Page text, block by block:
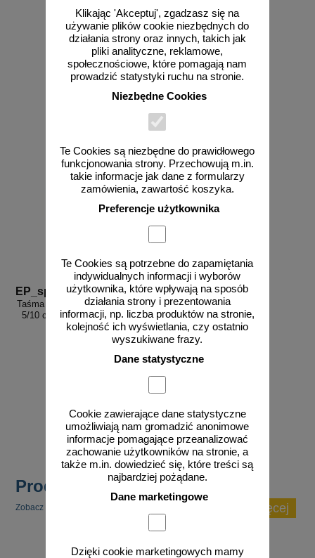
Klikając 'Akceptuj', zgadzasz się na
używanie plików cookie niezbędnych do
działania strony oraz innych, takich jak
pliki analityczne, reklamowe,
społecznościowe, które pomagają nam
prowadzić statystyki ruchu na stronie.
Niezbędne Cookies
Te Cookies są niezbędne do prawidłowego
funkcjonowania strony. Przechowują m.in.
takie informacje jak dane z formularzy
zamówienia, zawartość koszyka.
Preferencje użytkownika
Te Cookies są potrzebne do zapamiętania
indywidualnych informacji i wyborów
użytkownika, które wpływają na sposób
działania strony i prezentowania
informacji, np. liczba produktów na stronie,
kolejność ich wyświetlania, czy ostatnio
wyszukiwane frazy.
Dane statystyczne
Cookie zawierające dane statystyczne
umożliwiają nam gromadzić anonimowe
informacje pomagające przeanalizować
zachowanie użytkowników na stronie, a
także m.in. dowiedzieć się, które treści są
najbardziej pożądane.
Dane marketingowe
Dzięki cookie marketingowych mamy
od 37,64 zł od 37,64 zł
do koszyka
EP_sp13
Taśma samoprzylepna na podłogę
5/10 cm x 33m - biało-niebieska
30,60 zł netto
do koszyka
Produkty popularne
Zobacz inne popularne produkty w tej kategorii. zobacz więcej